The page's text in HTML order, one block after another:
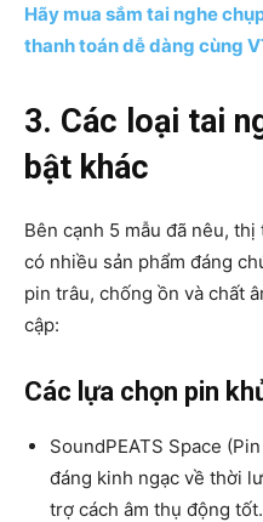
Hãy mua sắm tai nghe
thanh toán dễ dàng cùng
3. Các loại tai
bật khác
Bên cạnh 5 mẫu đã nêu,
có nhiều sản phẩm đáng
pin trâu, chống ồn và chất
cập:
Các lựa chọn pin
SoundPEATS Space
đáng kinh ngạc về thời
trợ cách âm thụ động